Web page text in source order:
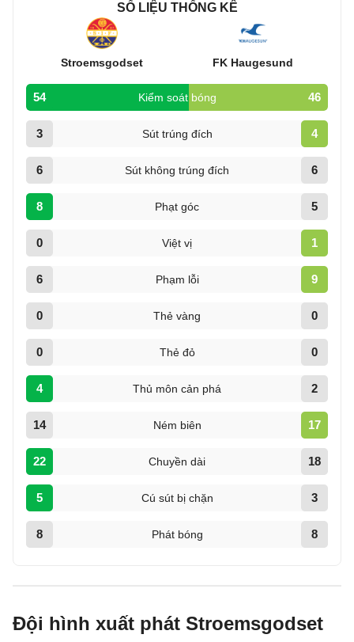
SỐ LIỆU THỐNG KÊ
Stroemsgodset FK Haugesund
54 Kiểm soát bóng 46
3 Sút trúng đích 4
6 Sút không trúng đích 6
8 Phạt góc 5
0 Việt vị 1
6 Phạm lỗi 9
0 Thẻ vàng 0
0 Thẻ đỏ 0
4 Thủ môn cản phá 2
14 Ném biên 17
22 Chuyền dài 18
5 Cú sút bị chặn 3
8 Phát bóng 8
Đội hình xuất phát Stroemsgodset